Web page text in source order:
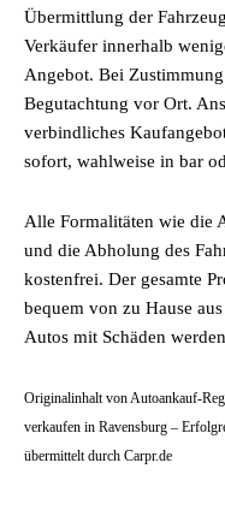
Übermittlung der
Verkäufer innerhalb
Angebot. Bei
Begutachtung vor Ort.
verbindliches
sofort, wahlweise in bar
Alle Formalitäten wie die
und die Abholung des
kostenfrei. Der gesamte
bequem von zu Hause
Autos mit Schäden
Originalinhalt von Autoankauf-
verkaufen in Ravensburg –
übermittelt durch Carpr.de